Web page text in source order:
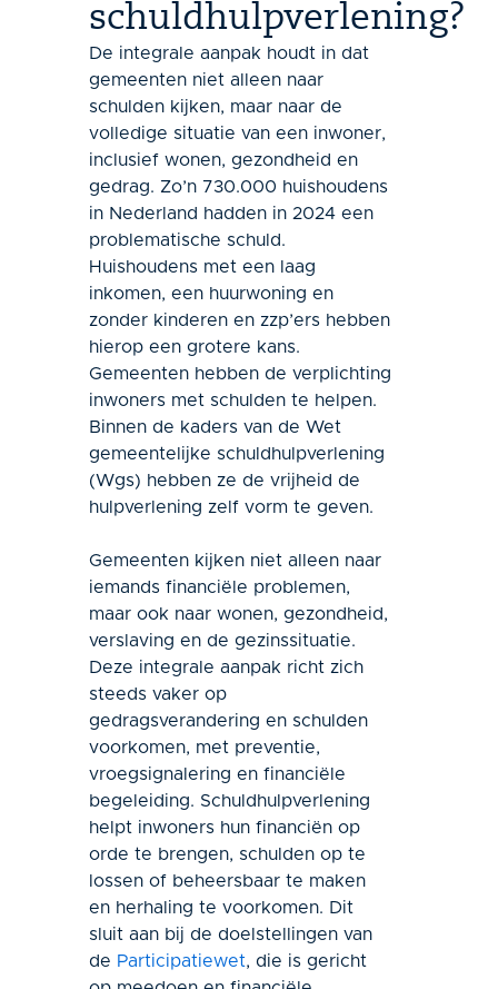
schuldhulpverlening?
De integrale aanpak houdt in dat
gemeenten niet alleen naar
schulden kijken, maar naar de
volledige situatie van een inwoner,
inclusief wonen, gezondheid en
gedrag. Zo’n 730.000 huishoudens
in Nederland hadden in 2024 een
problematische schuld.
Huishoudens met een laag
inkomen, een huurwoning en
zonder kinderen en zzp’ers hebben
hierop een grotere kans.
Gemeenten hebben de verplichting
inwoners met schulden te helpen.
Binnen de kaders van de Wet
gemeentelijke schuldhulpverlening
(Wgs) hebben ze de vrijheid de
hulpverlening zelf vorm te geven.
Gemeenten kijken niet alleen naar
iemands financiële problemen,
maar ook naar wonen, gezondheid,
verslaving en de gezinssituatie.
Deze integrale aanpak richt zich
steeds vaker op
gedragsverandering en schulden
voorkomen, met preventie,
vroegsignalering en financiële
begeleiding. Schuldhulpverlening
helpt inwoners hun financiën op
orde te brengen, schulden op te
lossen of beheersbaar te maken
en herhaling te voorkomen. Dit
sluit aan bij de doelstellingen van
de Participatiewet, die is gericht